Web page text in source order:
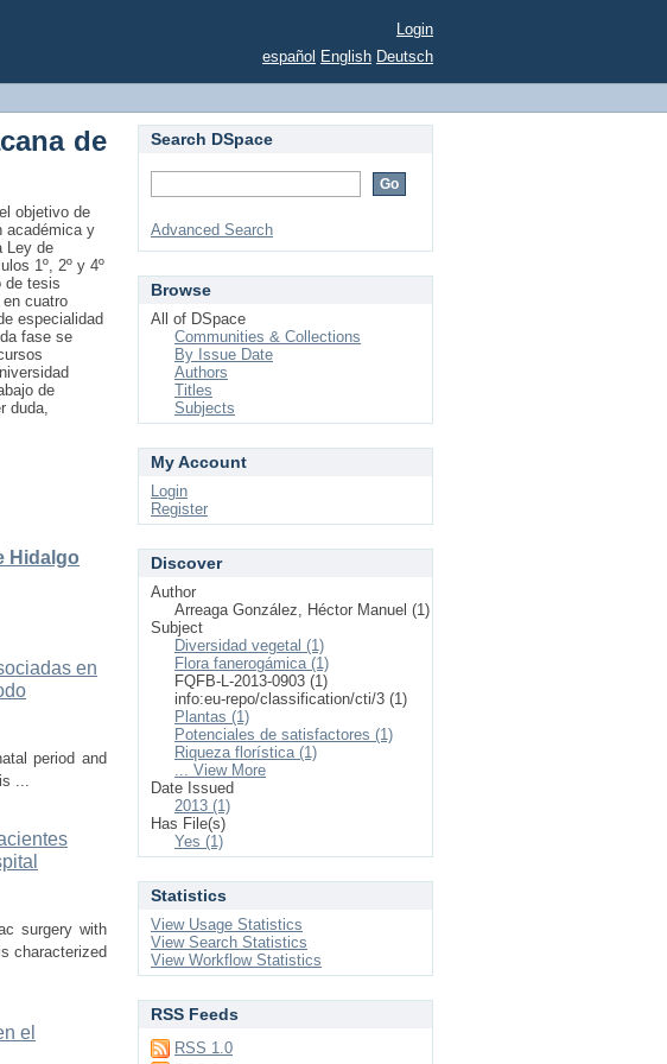
Login
español English Deutsch
de
objetivo de
académica y
Ley de
1º, 2º y 4º
de tesis
cuatro
especialidad
fase se
de
duda,
Hidalgo
en
period and
...
surgery with
characterized
el
Search DSpace
Advanced Search
Browse
All of DSpace
Communities & Collections
By Issue Date
Authors
Titles
Subjects
My Account
Login
Register
Discover
Author
Arreaga González, Héctor Manuel (1)
Subject
Diversidad vegetal (1)
Flora fanerogámica (1)
FQFB-L-2013-0903 (1)
info:eu-repo/classification/cti/3 (1)
Plantas (1)
Potenciales de satisfactores (1)
Riqueza florística (1)
... View More
Date Issued
2013 (1)
Has File(s)
Yes (1)
Statistics
View Usage Statistics
View Search Statistics
View Workflow Statistics
RSS Feeds
RSS 1.0